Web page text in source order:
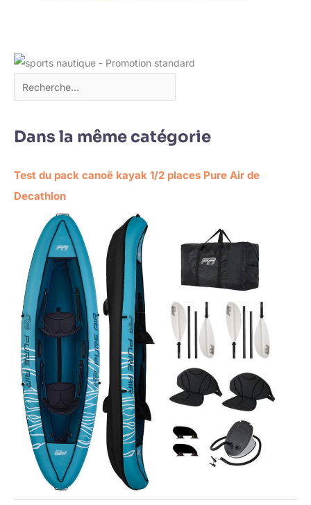
Dans la même catégorie
Test du pack canoë kayak 1/2 places Pure Air de
Decathlon